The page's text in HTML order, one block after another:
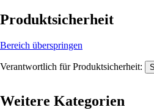
Produktsicherheit
Bereich überspringen
Verantwortlich für Produktsicherheit:
Weitere Kategorien